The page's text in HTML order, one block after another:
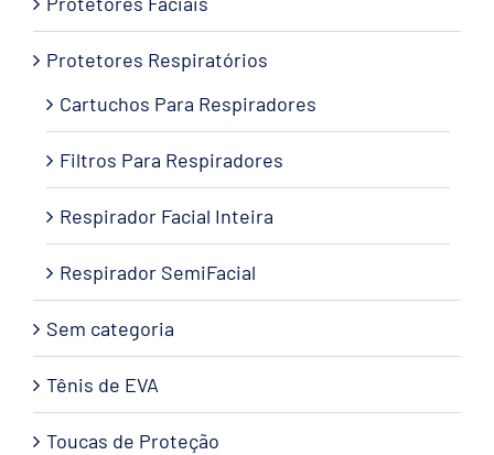
Protetores Respiratórios
Cartuchos Para Respiradores
Filtros Para Respiradores
Respirador Facial Inteira
Respirador SemiFacial
Sem categoria
Tênis de EVA
Toucas de Proteção